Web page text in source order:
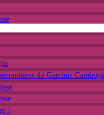
du Garcinia
?